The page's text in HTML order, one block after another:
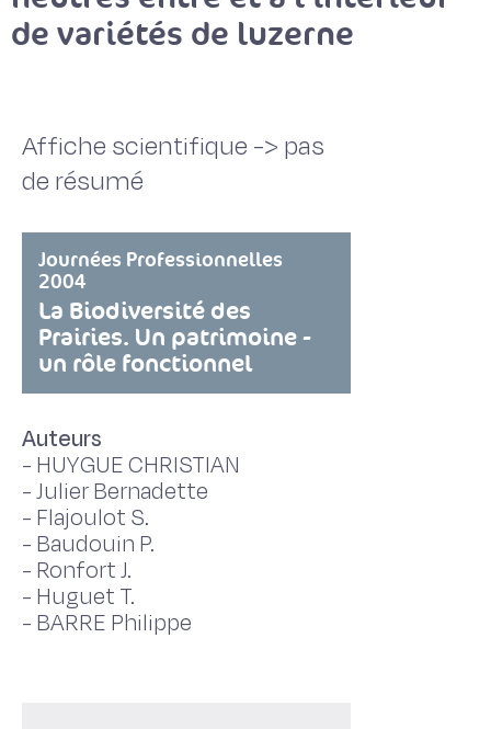
de variétés de luzerne
Affiche scientifique -> pas
de résumé
Journées Professionnelles
2004
La Biodiversité des
Prairies. Un patrimoine -
un rôle fonctionnel
Auteurs
- HUYGUE CHRISTIAN
-Julier Bernadette
- Flajoulot S.
- Baudouin P.
- Ronfort J.
- Huguet T.
- BARRE Philippe